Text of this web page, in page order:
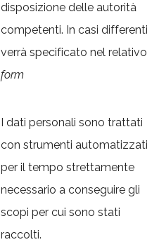
disposizione delle autorità
competenti. In casi differenti
verrà specificato nel relativo
form
I dati personali sono trattati
con strumenti automatizzati
per il tempo strettamente
necessario a conseguire gli
scopi per cui sono stati
raccolti.